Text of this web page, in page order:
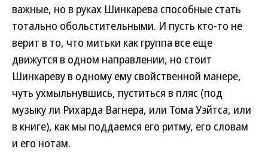
важные, но в руках Шинкарева способные стать
тотально обольстительными. И пусть кто-то не
верит в то, что митьки как группа все еще
движутся в одном направлении, но стоит
Шинкареву в одному ему свойственной манере,
чуть ухмыльнувшись, пуститься в пляс (под
музыку ли Рихарда Вагнера, или Тома Уэйтса, или
в книге), как мы поддаемся его ритму, его словам
и его нотам.